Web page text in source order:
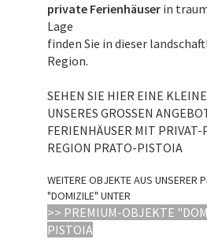
private Ferienhäuser in
Lage
finden Sie in dieser
Region.
SEHEN SIE HIER EINE
UNSERES GROSSEN
FERIENHÄUSER MIT
REGION PRATO-PISTOIA
WEITERE OBJEKTE AUS UNSERER
"DOMIZILE" UNTER
>> PREMIUM-OBJEKTE
PISTOIA